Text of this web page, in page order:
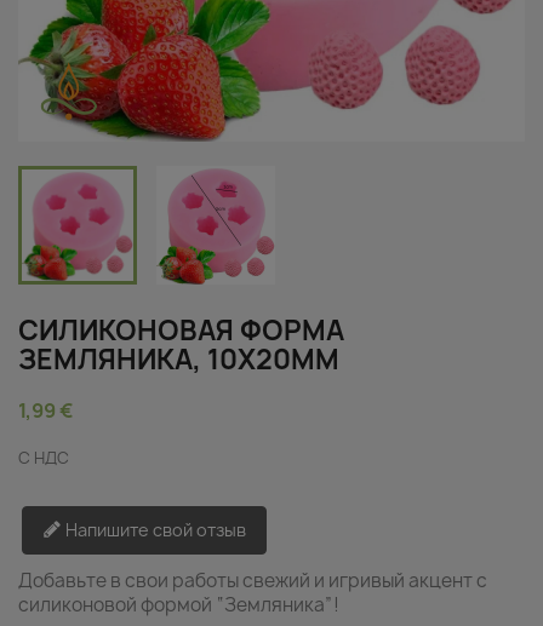
СИЛИКОНОВАЯ ФОРМА
ЗЕМЛЯНИКА, 10X20ММ
1,99 €
С НДС
Напишите свой отзыв
Добавьте в свои работы свежий и игривый акцент с
силиконовой формой “Земляника”!